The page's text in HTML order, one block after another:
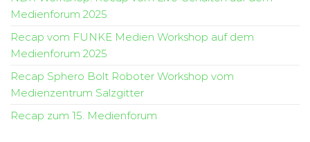
Medienforum 2025
Recap vom FUNKE Medien Workshop auf dem
Medienforum 2025
Recap Sphero Bolt Roboter Workshop vom
Medienzentrum Salzgitter
Recap zum 15. Medienforum